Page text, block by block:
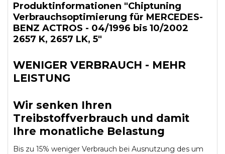
Produktinformationen "Chiptuning
Verbrauchsoptimierung für MERCEDES-
BENZ ACTROS - 04/1996 bis 10/2002
2657 K, 2657 LK, 5"
WENIGER VERBRAUCH - MEHR
LEISTUNG
Wir senken Ihren
Treibstoffverbrauch und damit
Ihre monatliche Belastung
Bis zu 15% weniger Verbrauch bei Ausnutzung des um